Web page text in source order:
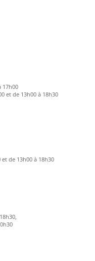
17h00
et de 13h00 à 18h30
de 13h00 à 18h30